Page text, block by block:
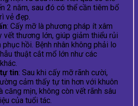
2 năm, sau đó có thể cần tiêm bổ
vẻ đẹp.
: Cấy mỡ là phương pháp ít xâm
vết thương lớn, giúp giảm thiểu rủi
hồi. Bệnh nhân không phải lo
thuật cắt mổ lớn như các
tin: Sau khi cấy mỡ rãnh cười,
cảm thấy tự tin hơn với khuôn
căng mịn, không còn vết rãnh sâu
của tuổi tác.